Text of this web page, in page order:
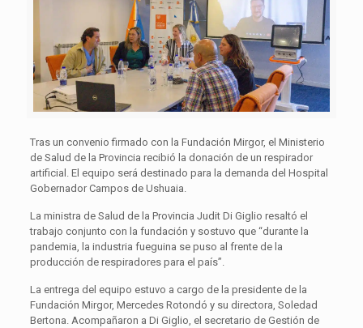
Tras un convenio firmado con la Fundación Mirgor, el Ministerio
de Salud de la Provincia recibió la donación de un respirador
artificial. El equipo será destinado para la demanda del Hospital
Gobernador Campos de Ushuaia.
La ministra de Salud de la Provincia Judit Di Giglio resaltó el
trabajo conjunto con la fundación y sostuvo que “durante la
pandemia, la industria fueguina se puso al frente de la
producción de respiradores para el país”.
La entrega del equipo estuvo a cargo de la presidente de la
Fundación Mirgor, Mercedes Rotondó y su directora, Soledad
Bertona. Acompañaron a Di Giglio, el secretario de Gestión de